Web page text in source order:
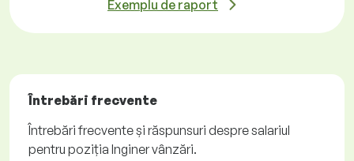
Exemplu de raport
Întrebări frecvente
Întrebări frecvente și răspunsuri despre salariul
pentru poziția Inginer vânzări.